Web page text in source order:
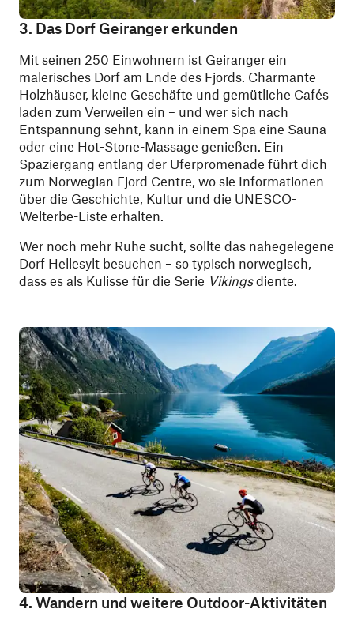
3. Das Dorf Geiranger erkunden
Mit seinen 250 Einwohnern ist Geiranger ein
malerisches Dorf am Ende des Fjords. Charmante
Holzhäuser, kleine Geschäfte und gemütliche Cafés
laden zum Verweilen ein – und wer sich nach
Entspannung sehnt, kann in einem Spa eine Sauna
oder eine Hot-Stone-Massage genießen. Ein
Spaziergang entlang der Uferpromenade führt dich
zum Norwegian Fjord Centre, wo sie Informationen
über die Geschichte, Kultur und die UNESCO-
Welterbe-Liste erhalten.
Wer noch mehr Ruhe sucht, sollte das nahegelegene
Dorf Hellesylt besuchen – so typisch norwegisch,
dass es als Kulisse für die Serie Vikingsdiente.
4. Wandern und weitere Outdoor-Aktivitäten